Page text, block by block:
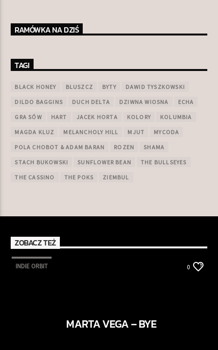
RAMÓWKA NA DZIŚ
TAGI
BLACK HONEY BLUSZCZ BYTY DAWID TYSZKOWSKI
DILDO BAGGINS DUCH DELTA DZIWNA WIOSNA ECHA
GRA SÓW HART JACEK HORTA KOLORY KOLUMBIA
MAGDA KLUZ MELANCHOLY HILL MJUT MYCODA
POLA CHOBOT & ADAM BARAN ROZEN SHAMA
STACH BUKOWSKI SUNFLOWER BEAN THE BULLSEYES
THE CASSINO THE POKS ZIEMBUL
ZOBACZ TEŻ
INDIE ORBIT 0
MARTA VEGA – BYE